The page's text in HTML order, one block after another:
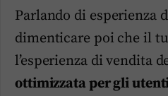
Parlando di esperienza
dimenticare poi che il
l’esperienza di vendita
ottimizzata per gli